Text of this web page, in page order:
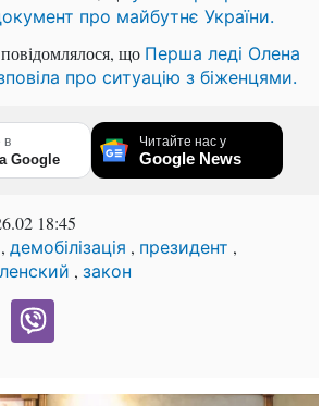
про майбутнє України.
що Перша леді Олена
про ситуацію з біженцями.
в
Google
Читайте нас у
Google News
18:45
, демобілізація , президент ,
, закон